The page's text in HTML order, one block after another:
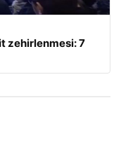
zehirlenmesi: 7